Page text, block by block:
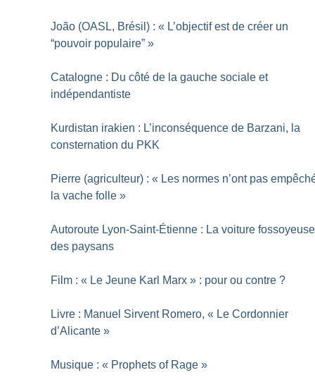
João (OASL, Brésil) : « L’objectif est de créer un
“pouvoir populaire” »
Catalogne : Du côté de la gauche sociale et
indépendantiste
Kurdistan irakien : L’inconséquence de Barzani, la
consternation du PKK
Pierre (agriculteur) : « Les normes n’ont pas
la vache folle »
Autoroute Lyon-Saint-Étienne : La voiture fossoyeuse
des paysans
Film : « Le Jeune Karl Marx » : pour ou contre ?
Livre : Manuel Sirvent Romero, « Le Cordonnier
d’Alicante »
Musique : « Prophets of Rage »